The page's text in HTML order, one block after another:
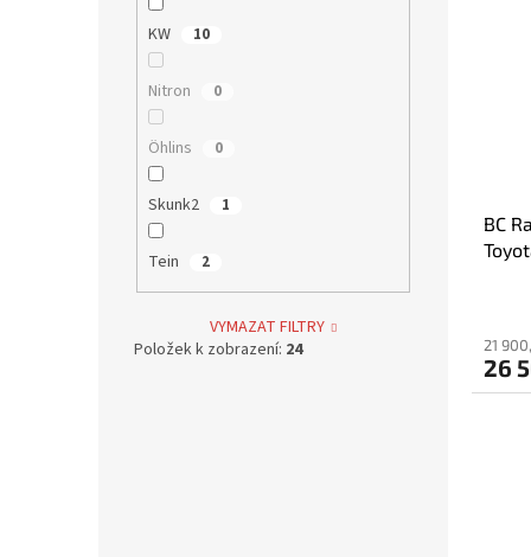
KW 10
Nitron 0
Öhlins 0
Skunk2 1
Tein 2
VYMAZAT FILTRY
Položek k zobrazení: 24
BC
21
26